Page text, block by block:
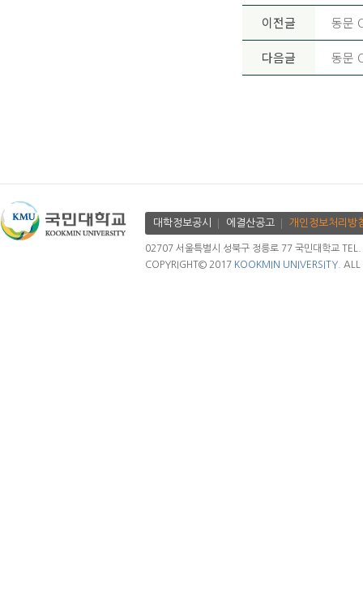
이전글 동문
다음글 동문
대학정보공시 에결산공고 개인정보처리방
02707 서울특별시 성북구 정릉로 77 국민대학교
COPYRIGHT© 2017 KOOKMIN UNIVERSITY. ALL